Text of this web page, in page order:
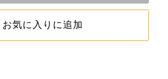
お気に入りに追加